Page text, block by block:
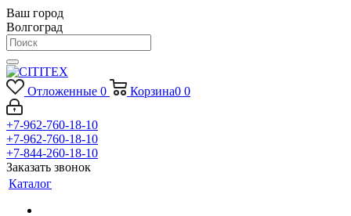
Ваш город
Волгоград
Отложенные 0 Корзина0 0
+7-962-760-18-10
+7-962-760-18-10
+7-844-260-18-10
Заказать звонок
Каталог